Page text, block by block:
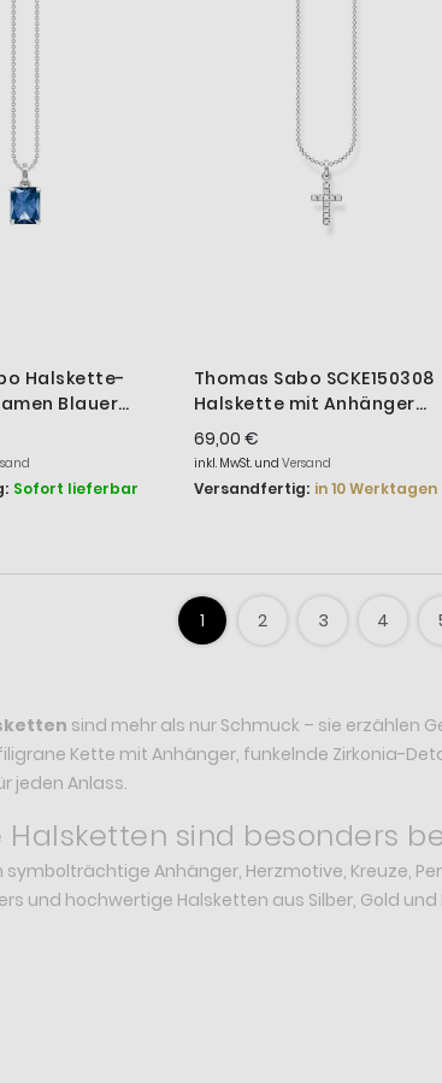
Halskette-
Blauer
699-1
Sofort lieferbar
Thomas Sabo SCKE150308
Halskette mit Anhänger
Damen Kreuz Zirkonia Silber
69,00 €
inkl. MwSt. und Versand
Versandfertig: in 10 Werktagen
1 2 3 4
sind mehr als nur Schmuck – sie erzählen
Kette mit Anhänger, funkelnde Zirkonia-
jeden Anlass.
Halsketten sind besonders
symbolträchtige Anhänger, Herzmotive, Kreuze,
und hochwertige Halsketten aus Silber, Gold